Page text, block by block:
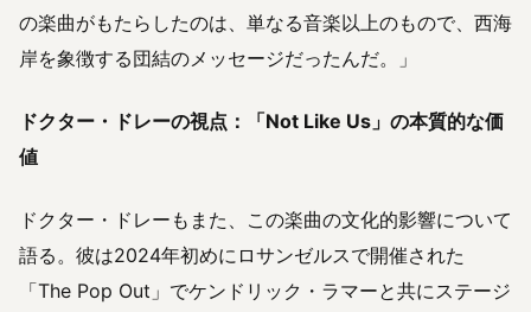
の楽曲がもたらしたのは、単なる音楽以上のもので、西海
岸を象徴する団結のメッセージだったんだ。」
ドクター・ドレーの視点：「Not Like Us」の本質的な価
値
ドクター・ドレーもまた、この楽曲の文化的影響について
語る。彼は2024年初めにロサンゼルスで開催された
「The Pop Out」でケンドリック・ラマーと共にステージ